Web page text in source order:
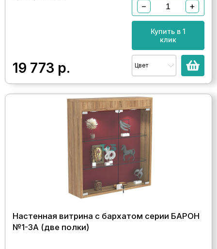
19 773 р.
− +
Купить в 1
клик
Цвет
Настенная витрина с бархатом серии БАРОН
№1-3А (две полки)